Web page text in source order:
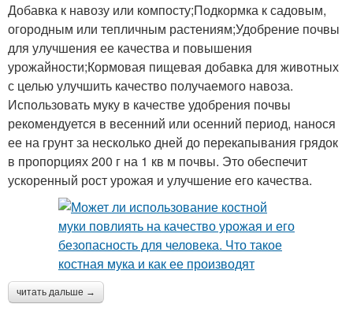
Добавка к навозу или компосту;Подкормка к садовым,
огородным или тепличным растениям;Удобрение почвы
для улучшения ее качества и повышения
урожайности;Кормовая пищевая добавка для животных
с целью улучшить качество получаемого навоза.
Использовать муку в качестве удобрения почвы
рекомендуется в весенний или осенний период, нанося
ее на грунт за несколько дней до перекапывания грядок
в пропорциях 200 г на 1 кв м почвы. Это обеспечит
ускоренный рост урожая и улучшение его качества.
читать дальше →